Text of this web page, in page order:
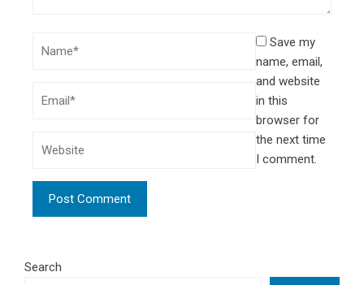
Save my
name, email,
and website
in this
browser for
the next time
I comment.
Search